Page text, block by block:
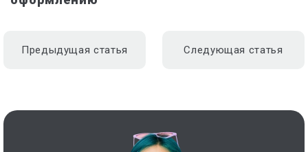
Предыдущая статья Следующая статья